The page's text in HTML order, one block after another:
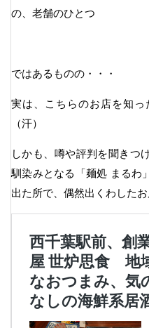
の、老舗のひとつ
ではあるものの・・・
実は、こちらのお店を知
（汗）
しかも、噂や評判を聞きつ
馴染みとなる「麺処 まるわ
出た所で、偶然出くわした